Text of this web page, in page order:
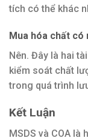
tích có thể khác
Mua hóa chất có
Nên. Đây là hai
kiểm soát chất
trong quá trình
Kết Luận
MSDS và COA